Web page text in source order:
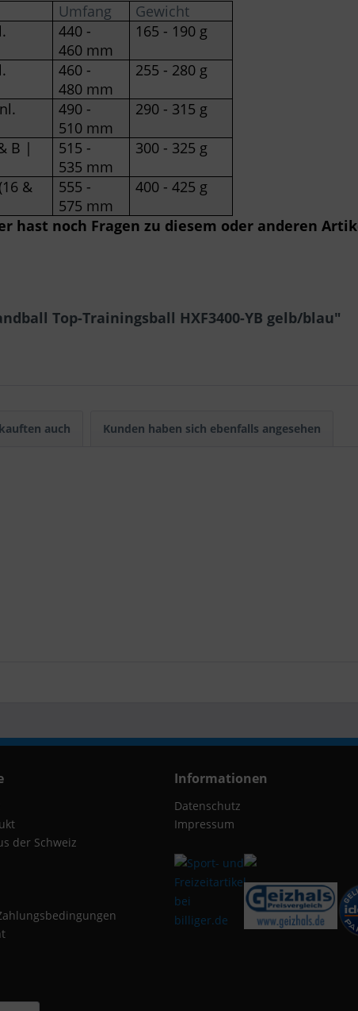
Umfang
Gewicht
440 -
460 mm
165 - 190 g
460 -
480 mm
255 - 280 g
490 -
510 mm
290 - 315 g
B |
515 -
535 mm
300 - 325 g
&
555 -
575 mm
400 - 425 g
hast noch Fragen zu diesem oder anderen
Top-Trainingsball HXF3400-YB gelb/blau"
auch Kunden haben sich ebenfalls angesehen
der Schweiz
Informationen
Datenschutz
Impressum